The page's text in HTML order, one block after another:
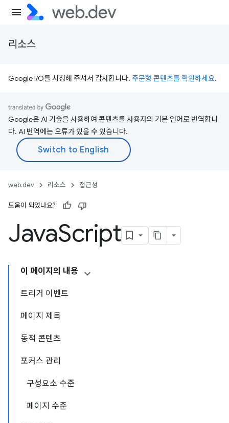
리소스
Google I/O를 시청해 주셔서 감사합니다. 주문형 콘텐츠를 확인하세요.
Google은 AI 기술을 사용하여 콘텐츠를 사용자의 기본 언어로 번역합니
다. AI 번역에는 오류가 있을 수 있습니다.
web.dev 리소스 접근성
도움이 되었나요?
JavaScript
이 페이지의 내용
트리거 이벤트
페이지 제목
동적 콘텐츠
포커스 관리
구성요소 수준
페이지 수준